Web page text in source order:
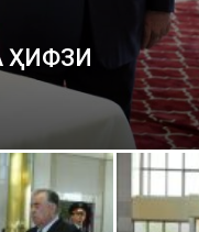
ҲИФЗИ